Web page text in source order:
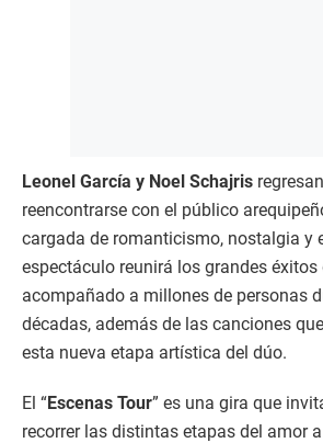
Leonel García y Noel Schajris
reencontrarse con el público
cargada de romanticismo, nostalgia y
espectáculo reunirá los grandes éxitos
acompañado a millones de personas
décadas, además de las canciones
esta nueva etapa artística del dúo.
El “Escenas Tour” es una gira que
recorrer las distintas etapas del amor